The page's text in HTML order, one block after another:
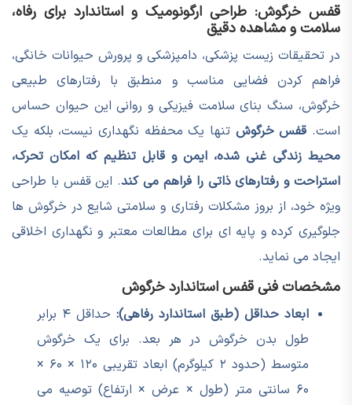
قفس خرگوش: طراحی ارگونومیک و استاندارد برای رفاه،
سلامت و مشاهده دقیق
در تحقیقات زیست پزشکی، دامپزشکی و پرورش حیوانات خانگی،
فراهم کردن فضایی مناسب و منطبق با رفتارهای طبیعی
خرگوش، سنگ بنای سلامت فیزیکی و روانی این حیوان حساس
است. قفس خرگوش تنها یک محفظه نگهداری نیست، بلکه یک
محیط زندگی غنی شده، ایمن و قابل تنظیم که امکان تحرک،
استراحت و رفتارهای ذاتی را فراهم می کند. این قفس با طراحی
ویژه خود، از بروز مشکلات رفتاری و سلامتی شایع در خرگوش ها
جلوگیری کرده و پایه ای برای مطالعات معتبر و نگهداری اخلاقی
ایجاد می نماید.
مشخصات فنی قفس استاندارد خرگوش
ابعاد حداقل (طبق استاندارد رفاهی):
حداقل ۴ برابر
طول بدن خرگوش در هر بعد. برای یک خرگوش
متوسط (حدود ۲ کیلوگرم) ابعاد تقریبی ۱۲۰ × ۶۰ ×
۶۰ سانتی متر (طول × عرض × ارتفاع) توصیه می